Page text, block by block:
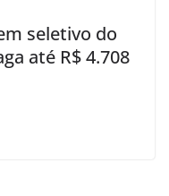
seletivo do
até R$ 4.708